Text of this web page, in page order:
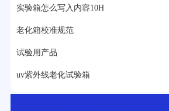
32分钟前用户提问：氙灯老化试验箱价
2分钟前用户提问：
实验箱怎么写入内容10H
老化箱校准规范
试验用产品
uv紫外线老化试验箱